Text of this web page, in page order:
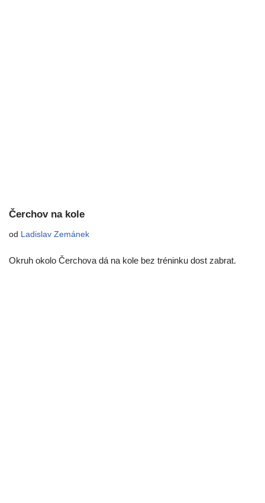
Čerchov na kole
od Ladislav Zemánek
Okruh okolo Čerchova dá na kole bez tréninku dost zabrat.